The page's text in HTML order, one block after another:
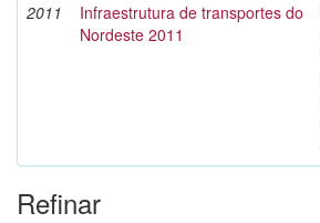
2011
Infraestrutura de transportes do
Nordeste 2011
Refinar